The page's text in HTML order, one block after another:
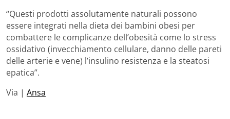
“Questi prodotti assolutamente naturali possono
essere integrati nella dieta dei bambini obesi per
combattere le complicanze dell’obesità come lo stress
ossidativo (invecchiamento cellulare, danno delle pareti
delle arterie e vene) l’insulino resistenza e la steatosi
epatica”.
Via | Ansa